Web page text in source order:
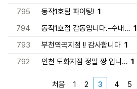
795
동작1호팀 파이팅! 1
794
동작1호점 감동입니다.-수내… 1
793
부천역곡지점 !! 감사합니다 1
792
인천 도화지점 정말 짱 입니… 1
처음 1 2 3 4 5